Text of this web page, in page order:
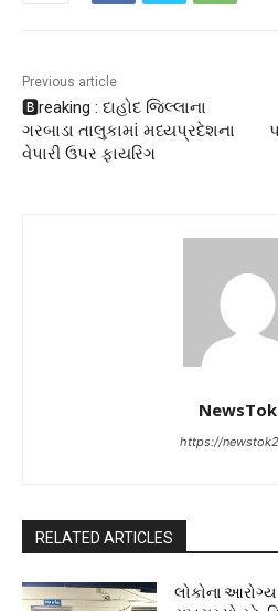
Previous article
🅱️reaking : દાહોદ જિલ્લાના
ગરબાડા તાલુકામાં મધ્યપ્રદેશના
વેપારી ઉપર ફાયરિંગ
https://
RELATED ARTICLES
લોકોના